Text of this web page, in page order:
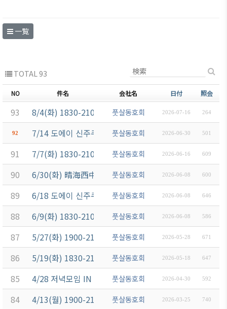
一覧
TOTAL 93
NO 件名 会社名 日付 照会
93 8/4(화) 1830-2100 운동 (月島駅 佃中学校B)
풋살동호회 2026-07-16 264
92 7/14 도에이 신주쿠선 하마쵸역 하마초 운동장 18:30-
풋살동호회 2026-06-30 501
91 7/7(화) 1830-2100 운동 (月島駅 佃中学校B)
풋살동호회 2026-06-16 609
90 6/30(화) 晴海西中学校 인조잔디 운동장 18:30 ~ 21:00
풋살동호회 2026-06-08 600
89 6/18 도에이 신주쿠선 하마쵸역 하마초 운동장 18:30-
풋살동호회 2026-06-08 646
88 6/9(화) 1830-2100 운동 (月島駅 佃中学校B)
풋살동호회 2026-06-08 586
87 5/27(화) 1900-2100 운동공지 (芝公園 アクアフィー
풋살동호회 2026-05-28 671
86 5/19(화) 1830-2100 운동 (月島駅 佃中学校B)
풋살동호회 2026-05-18 647
85 4/28 저녁모임 IN 아카사카풋살동호회 2026-04-30 592
84 4/13(월) 1900-2100 운동공지 (芝公園 アクアフィー
풋살동호회 2026-03-25 740